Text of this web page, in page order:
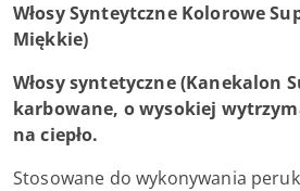
Włosy Synteytczne Kolorowe
Miękkie)
Włosy syntetyczne (Kanekalon
karbowane, o wysokiej
na ciepło.
Stosowane do wykonywania